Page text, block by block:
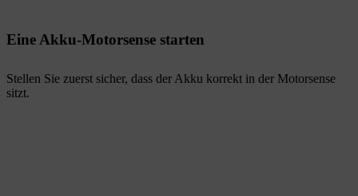
Eine Akku-Motorsense starten
Stellen Sie zuerst sicher, dass der Akku korrekt in der Motorsense
sitzt.